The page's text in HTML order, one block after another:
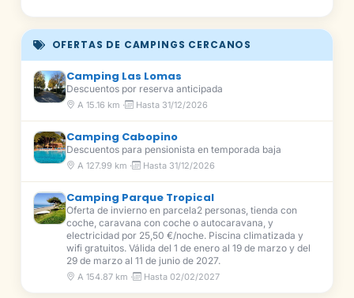
OFERTAS DE CAMPINGS CERCANOS
Camping Las Lomas
Descuentos por reserva anticipada
A 15.16 km · Hasta 31/12/2026
Camping Cabopino
Descuentos para pensionista en temporada baja
A 127.99 km · Hasta 31/12/2026
Camping Parque Tropical
Oferta de invierno en parcela2 personas, tienda con
coche, caravana con coche o autocaravana, y
electricidad por 25,50 €/noche. Piscina climatizada y
wifi gratuitos. Válida del 1 de enero al 19 de marzo y del
29 de marzo al 11 de junio de 2027.
A 154.87 km · Hasta 02/02/2027